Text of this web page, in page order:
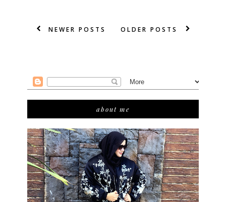
NEWER POSTS OLDER POSTS
about me